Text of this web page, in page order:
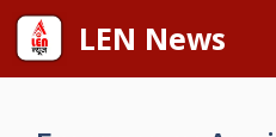
Skip
content
LEN News